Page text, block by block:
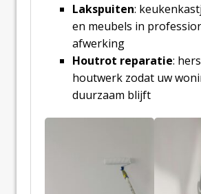
Lakspuiten:
en meubels in
afwerking
Houtrot reparatie:
houtwerk zodat uw
duurzaam blijft